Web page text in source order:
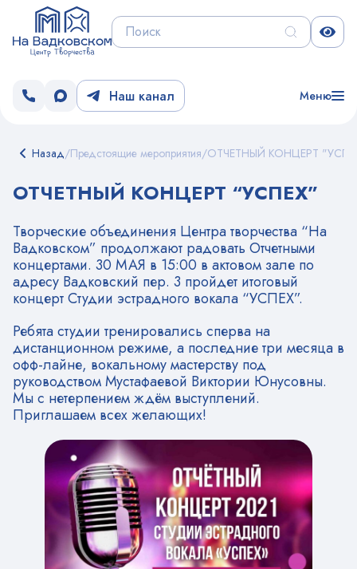
Наш канал Меню
Назад/Предстоящие мероприятия/ОТЧЕТНЫЙ КОНЦЕРТ
ОТЧЕТНЫЙ КОНЦЕРТ “УСПЕХ”
Творческие объединения Центра творчества “На
Вадковском” продолжают радовать Отчетными
концертами. 30 МАЯ в 15:00 в актовом зале по
адресу Вадковский пер. 3 пройдет итоговый
концерт Студии эстрадного вокала “УСПЕХ”.
Ребята студии тренировались сперва на
дистанционном режиме, а последние три месяца в
офф-лайне, вокальному мастерству под
руководством Мустафаевой Виктории Юнусовны.
Мы с нетерпением ждём выступлений.
Приглашаем всех желающих!